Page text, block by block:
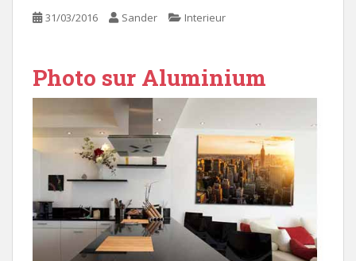
31/03/2016 Sander Interieur
Photo sur Aluminium